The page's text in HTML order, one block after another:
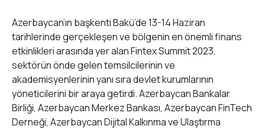
Azerbaycan’ın başkenti Bakü’de 13-14 Haziran
tarihlerinde gerçekleşen ve bölgenin en önemli finans
etkinlikleri arasında yer alan Fintex Summit 2023,
sektörün önde gelen temsilcilerinin ve
akademisyenlerinin yanı sıra devlet kurumlarının
yöneticilerini bir araya getirdi. Azerbaycan Bankalar
Birliği, Azerbaycan Merkez Bankası, Azerbaycan FinTech
Derneği, Azerbaycan Dijital Kalkınma ve Ulaştırma